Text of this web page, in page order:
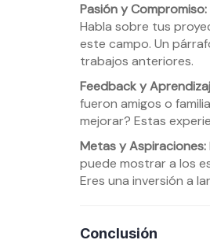
Pasión y Compromiso:
Habla sobre tus
este campo. Un
trabajos anteriores.
Feedback y
fueron amigos o
mejorar? Estas
Metas y Aspiraciones:
puede mostrar a los
Eres una inversión a
Conclusión